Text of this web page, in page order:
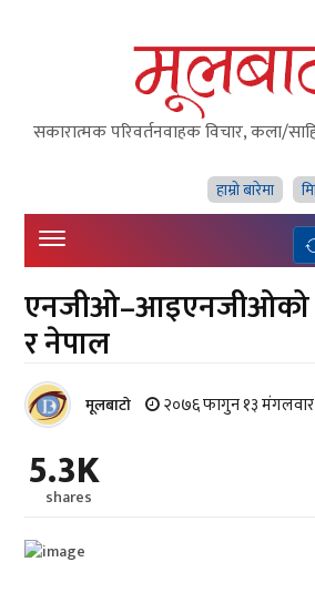
सकारात्मक परिवर्तनवाहक विचार, कला/
हाम्राे बारेमा
एनजीओ–आइएनजीओको
र नेपाल
मूलबाटाे २०७६ फागुन १३
5.3K
shares